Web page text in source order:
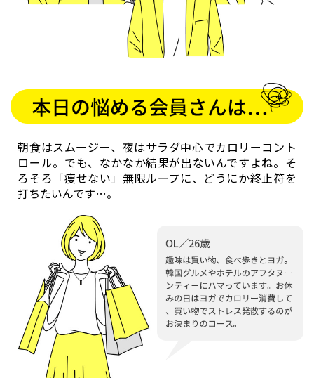
朝食はスムージー、夜はサラダ中心でカロリーコント
ロール。でも、なかなか結果が出ないんですよね。そ
ろそろ「痩せない」無限ループに、どうにか終止符を
打ちたいんです…。